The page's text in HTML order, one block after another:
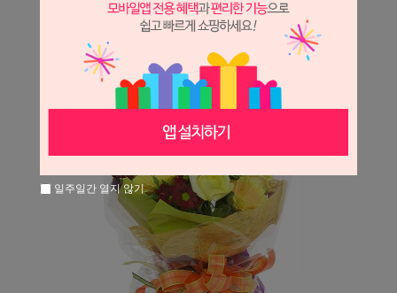
일주일간 열지 않기